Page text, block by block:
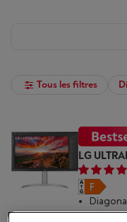
également des haut-
Vanden Borre.
Tous les filtres
LG